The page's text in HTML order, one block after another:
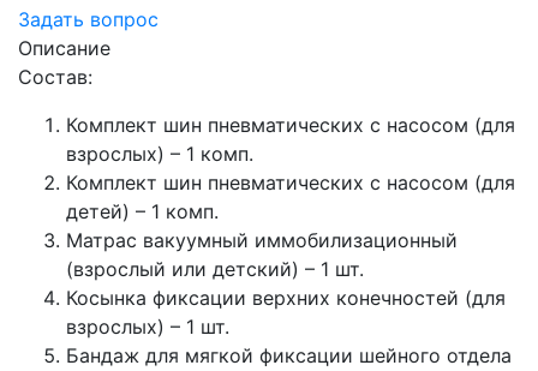
Задать вопрос
Описание
Состав:
Комплект шин пневматических с насосом (для
взрослых) – 1 комп.
Комплект шин пневматических с насосом (для
детей) – 1 комп.
Матрас вакуумный иммобилизационный
(взрослый или детский) – 1 шт.
Косынка фиксации верхних конечностей (для
взрослых) – 1 шт.
Бандаж для мягкой фиксации шейного отдела